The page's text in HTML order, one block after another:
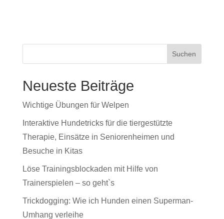
Neueste Beiträge
Wichtige Übungen für Welpen
Interaktive Hundetricks für die tiergestützte
Therapie, Einsätze in Seniorenheimen und
Besuche in Kitas
Löse Trainingsblockaden mit Hilfe von
Trainerspielen – so geht`s
Trickdogging: Wie ich Hunden einen Superman-
Umhang verleihe